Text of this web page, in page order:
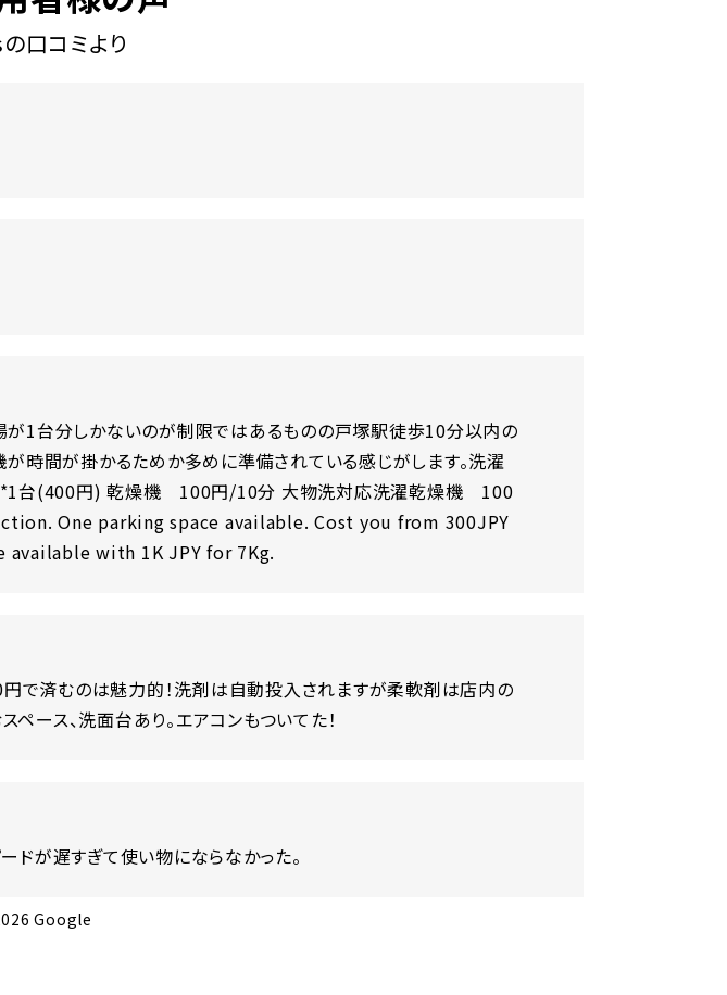
口コミより
が1台分しかないのが制限ではあるものの戸塚駅徒歩10分以内の
時間が掛かるためか多めに準備されている感じがします。洗濯
台(400円) 乾燥機 100円/10分 大物洗対応洗濯乾燥機 100
One parking space available. Cost you from 300JPY
available with 1K JPY for 7Kg.
で済むのは魅力的！洗剤は自動投入されますが柔軟剤は店内の
ース、洗面台あり。エアコンもついてた！
ドが遅すぎて使い物にならなかった。
Google